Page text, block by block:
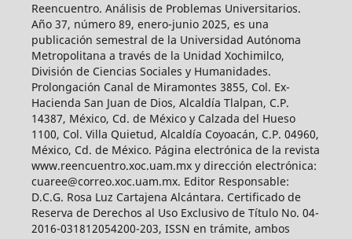
Reencuentro. Análisis de Problemas Universitarios.
Año 37, número 89, enero-junio 2025, es una
publicación semestral de la Universidad Autónoma
Metropolitana a través de la Unidad Xochimilco,
División de Ciencias Sociales y Humanidades.
Prolongación Canal de Miramontes 3855, Col. Ex-
Hacienda San Juan de Dios, Alcaldía Tlalpan, C.P.
14387, México, Cd. de México y Calzada del Hueso
1100, Col. Villa Quietud, Alcaldía Coyoacán, C.P. 04960,
México, Cd. de México. Página electrónica de la revista
www.reencuentro.xoc.uam.mx y dirección electrónica:
cuaree@correo.xoc.uam.mx. Editor Responsable:
D.C.G. Rosa Luz Cartajena Alcántara. Certificado de
Reserva de Derechos al Uso Exclusivo de Título No. 04-
2016-031812054200-203, ISSN en trámite, ambos